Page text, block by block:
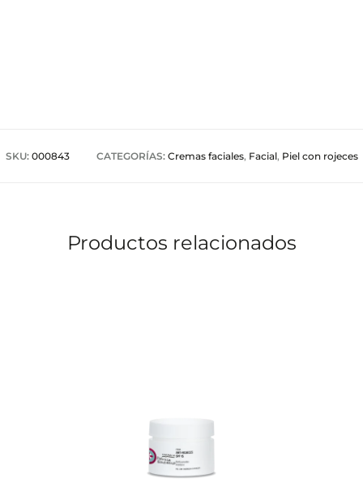
SKU: 000843 CATEGORÍAS: Cremas faciales, Facial, Piel con rojeces
Productos relacionados